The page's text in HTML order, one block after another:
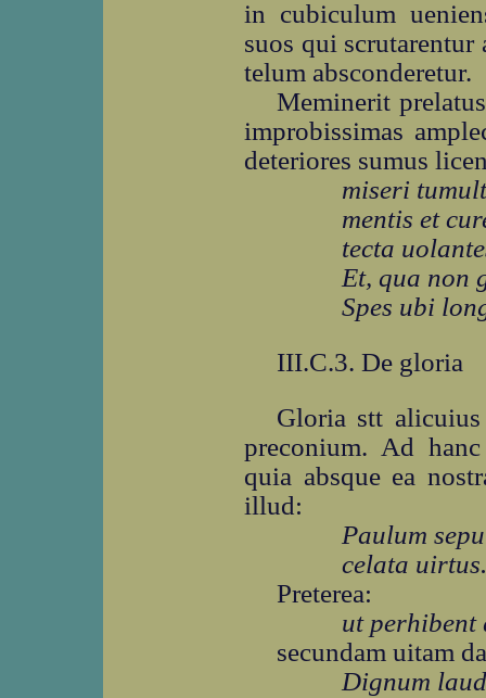
in cubiculum
suos qui scrutarentur
telum absconderetur.
Meminerit
improbissimas
deteriores sumus
miseri
mentis et
tecta
Et, qua non
Spes ubi
III.C.3. De gloria
Gloria stt
preconium. Ad
quia absque ea
illud:
Paulum
celata uirtus.
Preterea:
ut perhibent
secundam uitam
Dignum